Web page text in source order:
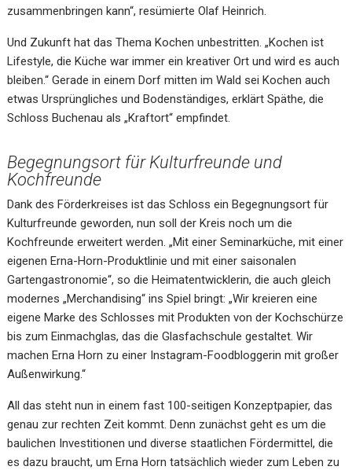
zusammenbringen kann“, resümierte Olaf Heinrich.
Und Zukunft hat das Thema Kochen unbestritten. „Kochen ist
Lifestyle, die Küche war immer ein kreativer Ort und wird es auch
bleiben.“ Gerade in einem Dorf mitten im Wald sei Kochen auch
etwas Ursprüngliches und Bodenständiges, erklärt Späthe, die
Schloss Buchenau als „Kraftort“ empfindet.
Begegnungsort für Kulturfreunde und
Kochfreunde
Dank des Förderkreises ist das Schloss ein Begegnungsort für
Kulturfreunde geworden, nun soll der Kreis noch um die
Kochfreunde erweitert werden. „Mit einer Seminarküche, mit einer
eigenen Erna-Horn-Produktlinie und mit einer saisonalen
Gartengastronomie“, so die Heimatentwicklerin, die auch gleich
modernes „Merchandising“ ins Spiel bringt: „Wir kreieren eine
eigene Marke des Schlosses mit Produkten von der Kochschürze
bis zum Einmachglas, das die Glasfachschule gestaltet. Wir
machen Erna Horn zu einer Instagram-Foodbloggerin mit großer
Außenwirkung.“
All das steht nun in einem fast 100-seitigen Konzeptpapier, das
genau zur rechten Zeit kommt. Denn zunächst geht es um die
baulichen Investitionen und diverse staatlichen Fördermittel, die
es dazu braucht, um Erna Horn tatsächlich wieder zum Leben zu